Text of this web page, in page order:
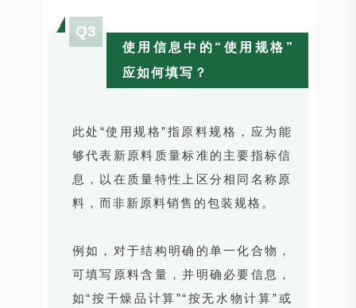
Q3
使用信息中的“使用规格”
应如何填写？
此处“使用规格”指原料规格，应为能
够代表新原料质量标准的主要指标信
息，以在质量特性上区分相同名称原
料，而非新原料销售的包装规格。
例如，对于结构明确的单一化合物，
可填写原料含量，并明确必要信息，
如“按干燥品计算”“按无水物计算”或